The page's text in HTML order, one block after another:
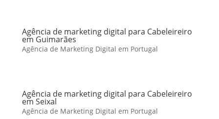
Agência de marketing digital para Cabeleireiro
em Guimarães
Agência de Marketing Digital em Portugal
Agência de marketing digital para Cabeleireiro
em Seixal
Agência de Marketing Digital em Portugal